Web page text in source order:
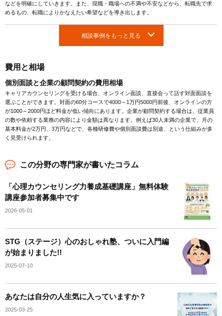
などを明確にしていきます。また、現職・職場への不満や不安などから、転職先で求
めるもの、転職によりかなえたい希望などを導き出します。
相談事例をもっと見る
費用と相場
個別面談と企業の顧問契約の費用相場
キャリアカウンセリングを受ける場合、オンライン面談、直接会って話す対面面談を
選ぶことができます。対面の60分コースで4000～1万円5000円前後、オンラインの方
が1000～2000円ほど料金が低い傾向にあります。企業が顧問契約する場合は、従業員
の数や依頼する業務の内容により金額は異なります。例えば30人未満の企業で、月の
基本料金が2万円、3万円などで、各種研修費や個別面談費は別途、という仕組みが多
く見受けられます。
この分野の専門家が書いたコラム
「心理カウンセリング力養成基礎講座」無料体験
講座参加者募集中です
2026-05-01
STG（ステージ）心のおしゃれ塾、ついに入門編
が始まりました!!
2025-07-10
あなたは自分の人生気に入っていますか？
2025-03-25